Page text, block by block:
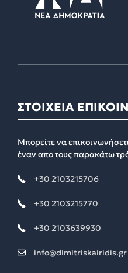
ΣΤΟΙΧΕΙΑ
Μπορείτε να
έναν απο τους παρακάτω
+30 2103215706
+30 2103215770
+30 2103639930
info@dimitriskairidis.gr